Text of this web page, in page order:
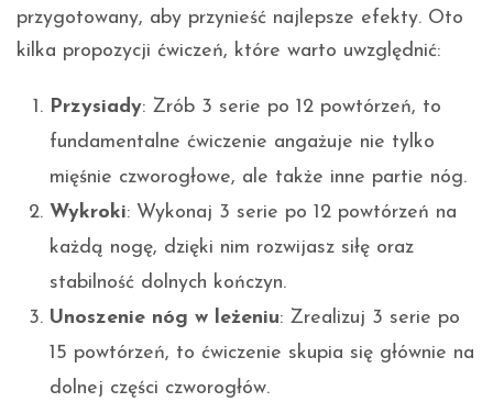
przygotowany, aby przynieść najlepsze efekty. Oto
kilka propozycji ćwiczeń, które warto uwzględnić:
Przysiady: Zrób 3 serie po 12 powtórzeń, to
fundamentalne ćwiczenie angażuje nie tylko
mięśnie czworogłowe, ale także inne partie nóg.
Wykroki: Wykonaj 3 serie po 12 powtórzeń na
każdą nogę, dzięki nim rozwijasz siłę oraz
stabilność dolnych kończyn.
Unoszenie nóg w leżeniu: Zrealizuj 3 serie po
15 powtórzeń, to ćwiczenie skupia się głównie na
dolnej części czworogłów.